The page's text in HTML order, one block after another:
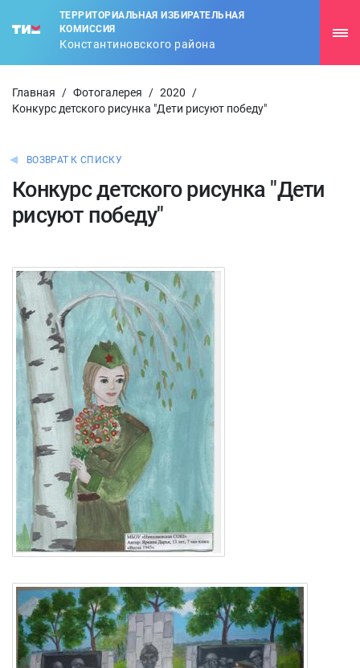
ТЕРРИТОРИАЛЬНАЯ ИЗБИРАТЕЛЬНАЯ
КОМИССИЯ
Константиновского района
Главная / Фотогалерея / 2020
/
Конкурс детского рисунка "Дети рисуют победу"
ВОЗВРАТ К СПИСКУ
Конкурс детского рисунка "Дети
рисуют победу"